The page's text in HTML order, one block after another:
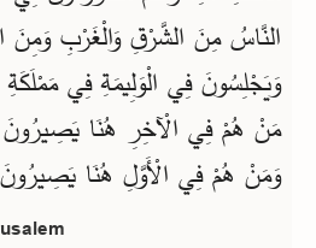
النَّاسُ مِنَ الشَّرْقِ وَالْغَرْبِ وَمِنَ
مَنْ هُمْ فِي الْآخِرِ هُنَا
وَمَنْ هُمْ فِي الْأَوَّلِ هُنَا